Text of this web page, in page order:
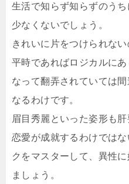
生活で知らず知らずのう
少なくないでしょう。
きれいに片をつけられな
平時であればロジカルに
なって翻弄されていては
なるわけです。
眉目秀麗といった姿形も
恋愛が成就するわけでは
クをマスターして、異性
ましょう。